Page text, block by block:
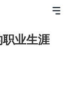
业生涯